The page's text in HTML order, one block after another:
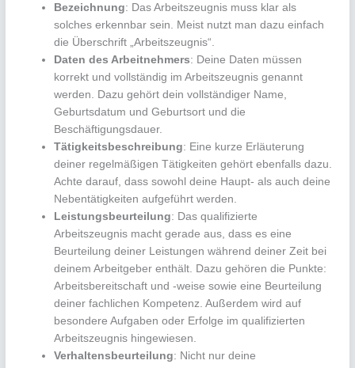
Bezeichnung: Das Arbeitszeugnis muss klar als
solches erkennbar sein. Meist nutzt man dazu einfach
die Überschrift „Arbeitszeugnis“.
Daten des Arbeitnehmers: Deine Daten müssen
korrekt und vollständig im Arbeitszeugnis genannt
werden. Dazu gehört dein vollständiger Name,
Geburtsdatum und Geburtsort und die
Beschäftigungsdauer.
Tätigkeitsbeschreibung: Eine kurze Erläuterung
deiner regelmäßigen Tätigkeiten gehört ebenfalls dazu.
Achte darauf, dass sowohl deine Haupt- als auch deine
Nebentätigkeiten aufgeführt werden.
Leistungsbeurteilung: Das qualifizierte
Arbeitszeugnis macht gerade aus, dass es eine
Beurteilung deiner Leistungen während deiner Zeit bei
deinem Arbeitgeber enthält. Dazu gehören die Punkte:
Arbeitsbereitschaft und -weise sowie eine Beurteilung
deiner fachlichen Kompetenz. Außerdem wird auf
besondere Aufgaben oder Erfolge im qualifizierten
Arbeitszeugnis hingewiesen.
Verhaltensbeurteilung: Nicht nur deine